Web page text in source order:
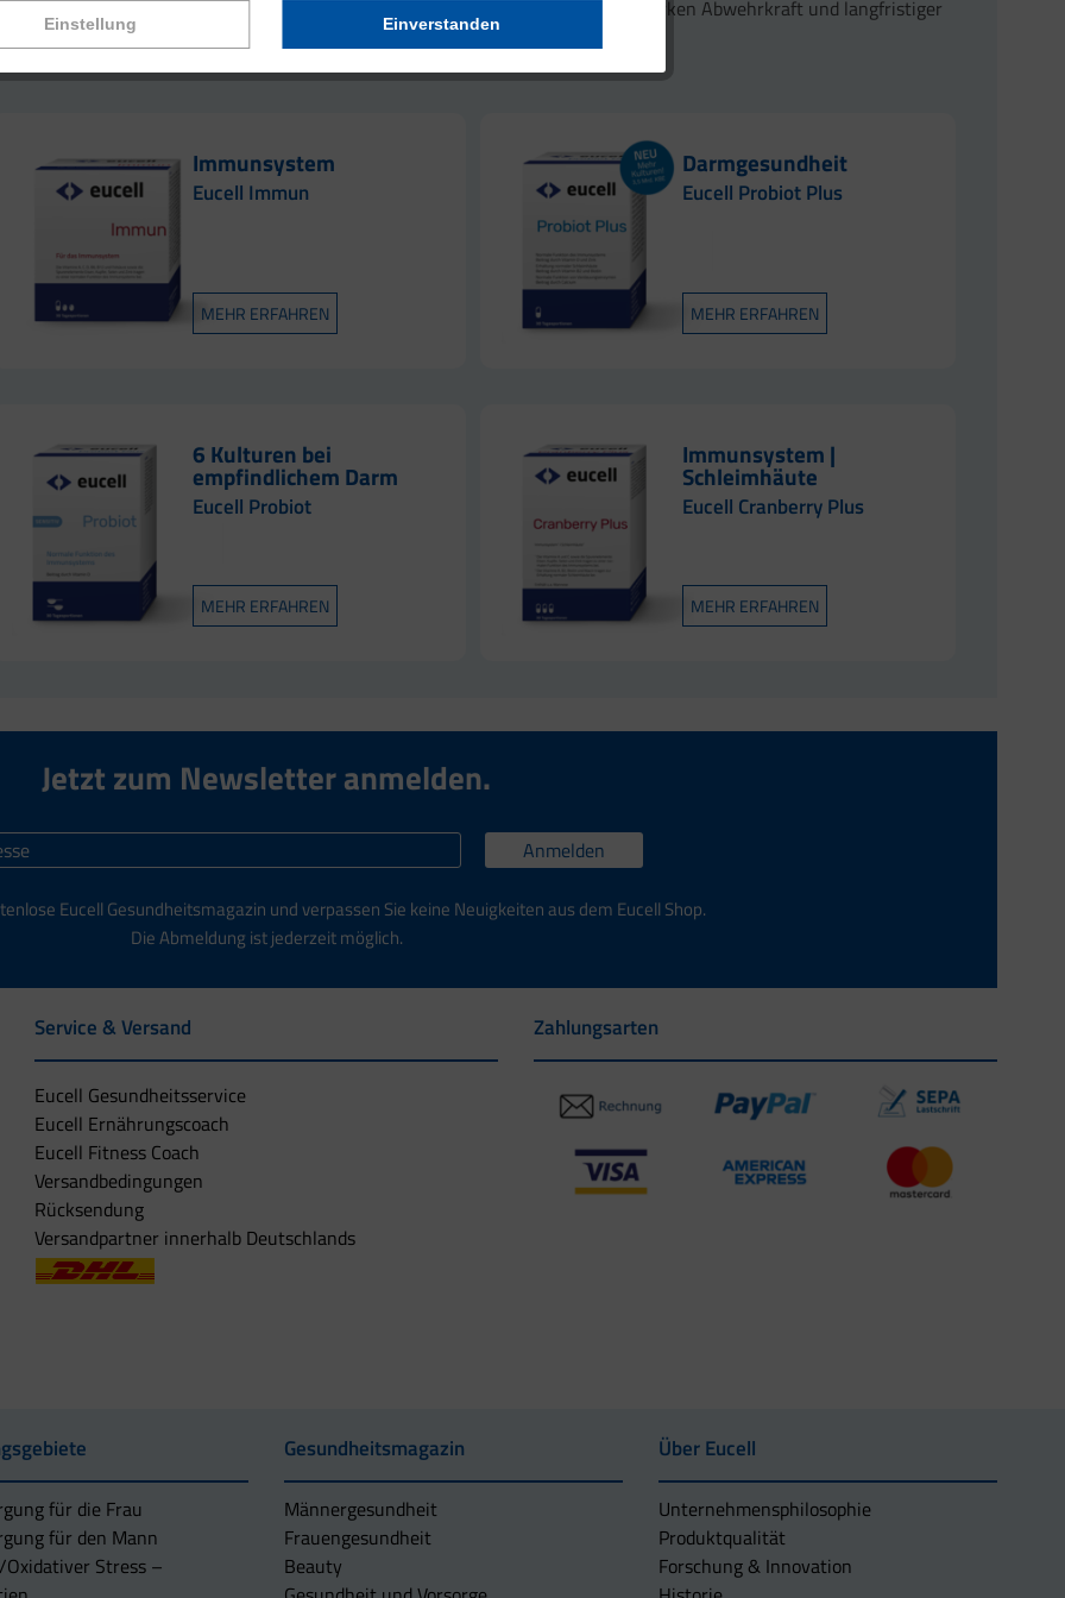
Einstellung Einverstanden
ganzheitliche Unterstützung des Immunsystems ist der Schlüssel zu einer starken Abwehrkraft und langfristiger
Immunsystem
Eucell Immun
MEHR ERFAHREN
Darmgesundheit
Eucell Probiot Plus
MEHR ERFAHREN
6 Kulturen bei
empfindlichem Darm
Eucell Probiot
MEHR ERFAHREN
Immunsystem |
Schleimhäute
Eucell Cranberry Plus
MEHR ERFAHREN
Jetzt zum Newsletter anmelden.
Anmelden
Eucell Gesundheitsmagazin und verpassen Sie keine Neuigkeiten aus dem Eucell Shop.
Die Abmeldung ist jederzeit möglich.
Service & Versand
Eucell Gesundheitsservice
Eucell Ernährungscoach
Eucell Fitness Coach
Versandbedingungen
Rücksendung
Versandpartner innerhalb Deutschlands
Zahlungsarten
für die Frau
für den Mann
Stress –
Gesundheitsmagazin
Männergesundheit
Frauengesundheit
Beauty
Über Eucell
Unternehmens­philosophie
Produktqualität
Forschung & Innovation